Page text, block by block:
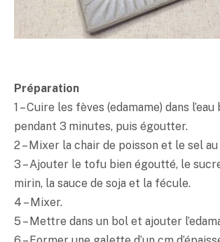
Préparation
1 – Cuire les fèves (edamame) dans
pendant 3 minutes, puis égoutter.
2 – Mixer la chair de poisson et le sel
3 – Ajouter le tofu bien égoutté, le
mirin, la sauce de soja et la fécule.
4 – Mixer.
5 – Mettre dans un bol et ajouter